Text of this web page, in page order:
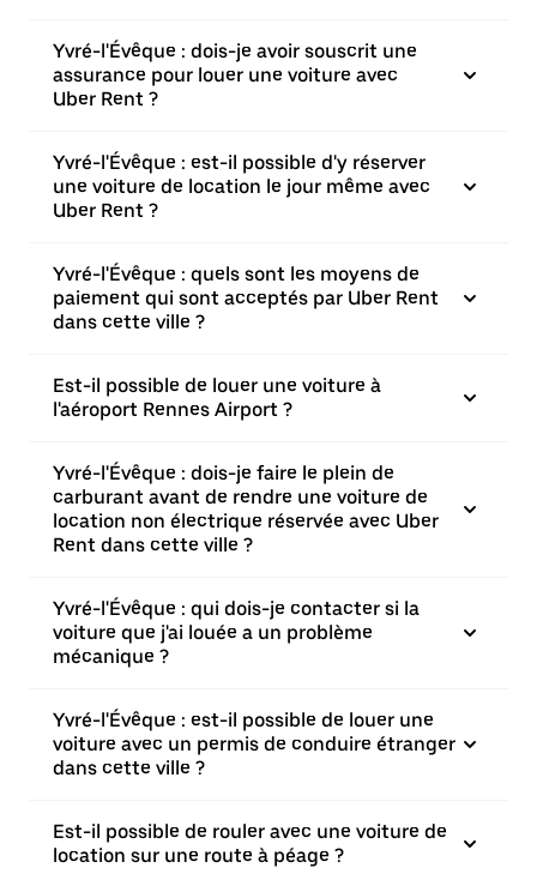
Yvré-l'Évêque : dois-je avoir souscrit une
assurance pour louer une voiture avec
Uber Rent ?
Yvré-l'Évêque : est-il possible d'y réserver
une voiture de location le jour même avec
Uber Rent ?
Yvré-l'Évêque : quels sont les moyens de
paiement qui sont acceptés par Uber Rent
dans cette ville ?
Est-il possible de louer une voiture à
l'aéroport Rennes Airport ?
Yvré-l'Évêque : dois-je faire le plein de
carburant avant de rendre une voiture de
location non électrique réservée avec Uber
Rent dans cette ville ?
Yvré-l'Évêque : qui dois-je contacter si la
voiture que j'ai louée a un problème
mécanique ?
Yvré-l'Évêque : est-il possible de louer une
voiture avec un permis de conduire étranger
dans cette ville ?
Est-il possible de rouler avec une voiture de
location sur une route à péage ?